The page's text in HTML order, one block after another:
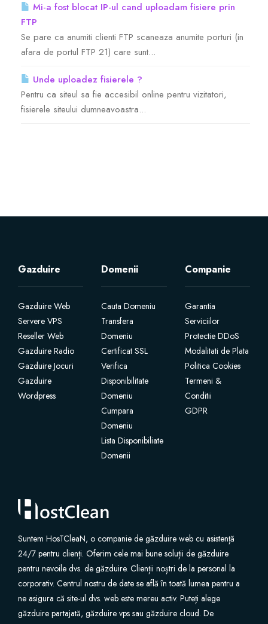
Licente WHMXtra
Servere Dedicate
Aplicatii Mobil
SSL Certificates
Website Security
SEO Tools
Site Builder
註冊新網域
將網域轉移至本公司
Mi-a fost blocat IP-ul cand uploadam fisiere prin
FTP
Se pare ca anumiti clienti FTP scaneaza anumite porturi (in
afara de portul FTP 21) care sunt...
Unde uploadez fisierele ?
Pentru ca siteul sa fie accesibil online pentru vizitatori,
fisierele siteului dumneavoastra...
Gazduire
Gazduire Web
Servere VPS
Reseller Web
Gazduire Radio
Gazduire Jocuri
Gazduire
Wordpress
Domenii
Cauta Domeniu
Transfera
Domeniu
Certificat SSL
Verifica
Disponibilitate
Domeniu
Cumpara
Domeniu
Lista Disponibiliate
Domenii
Companie
Garantia
Serviciilor
Protectie DDoS
Modalitati de Plata
Politica Cookies
Termeni &
Conditii
GDPR
Suntem HosTCleaN, o companie de găzduire web cu asistență
24/7 pentru clienți. Oferim cele mai bune soluții de găzduire
pentru nevoile dvs. de găzduire. Clienții noștri de la personal la
corporativ. Centrul nostru de date se află în toată lumea pentru a
ne asigura că site-ul dvs. web este mereu activ. Puteți alege
găzduire partajată, găzduire vps sau găzduire cloud. De